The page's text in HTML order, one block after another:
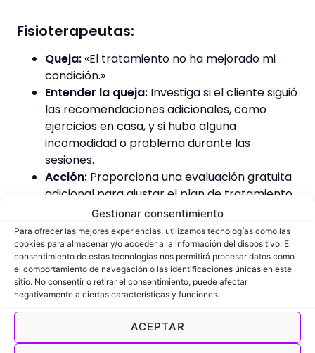
Gestionar consentimiento
Para ofrecer las mejores experiencias, utilizamos tecnologías como las
cookies para almacenar y/o acceder a la información del dispositivo. El
consentimiento de estas tecnologías nos permitirá procesar datos como
el comportamiento de navegación o las identificaciones únicas en este
sitio. No consentir o retirar el consentimiento, puede afectar
negativamente a ciertas características y funciones.
ACEPTAR
Fisioterapeutas:
Queja: «El tratamiento no ha mejorado mi
condición.»
Entender la queja: Investiga si el cliente siguió
las recomendaciones adicionales, como
ejercicios en casa, y si hubo alguna
incomodidad o problema durante las
sesiones.
Acción: Proporciona una evaluación gratuita
adicional para ajustar el plan de tratamiento
y sigue de cerca su progreso con revisiones
periódicas.
Respuesta:«Sentimos mucho escuchar que
no has notado una mejoría con el
tratamiento. Nos gustaría ofrecerte una
evaluación gratuita adicional para ajustar tu
plan de tratamiento y asegurarnos de que
recibas el mejor cuidado posible. Estamos
comprometidos con tu recuperación y